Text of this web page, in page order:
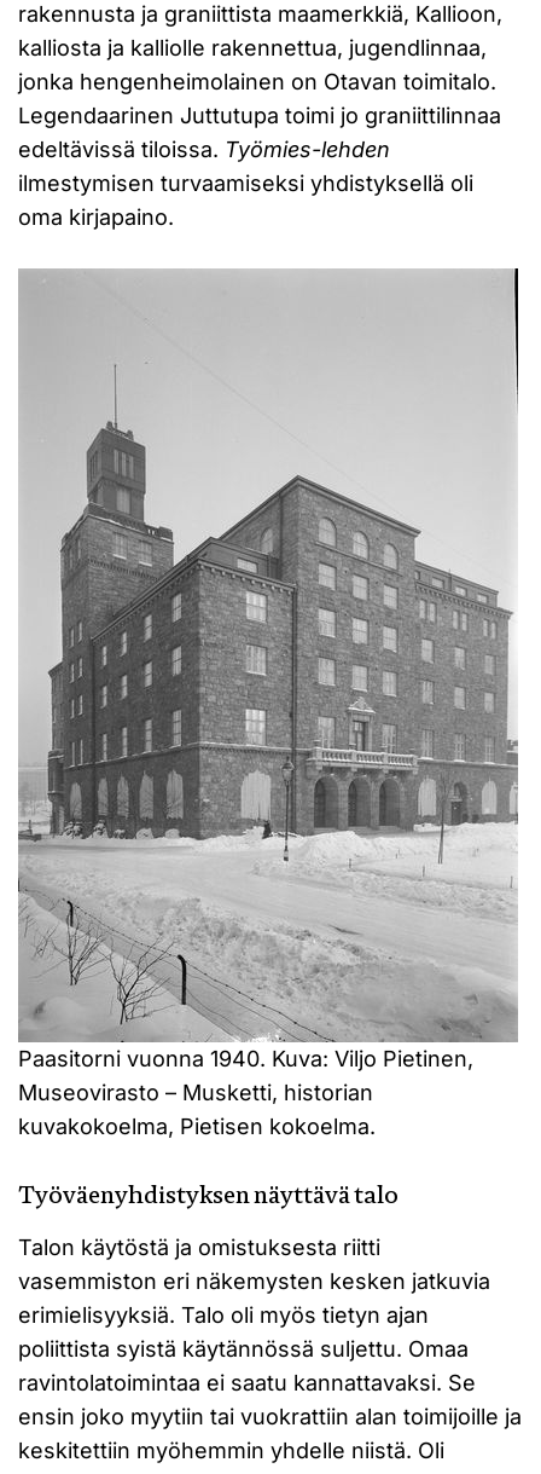
rakennusta ja graniittista maamerkkiä, Kallioon,
kalliosta ja kalliolle rakennettua, jugendlinnaa,
jonka hengenheimolainen on Otavan toimitalo.
Legendaarinen Juttutupa toimi jo graniittilinnaa
edeltävissä tiloissa. Työmies-lehden
ilmestymisen turvaamiseksi yhdistyksellä oli
oma kirjapaino.
Paasitorni vuonna 1940. Kuva: Viljo Pietinen,
Museovirasto – Musketti, historian
kuvakokoelma, Pietisen kokoelma.
Työväenyhdistyksen näyttävä talo
Talon käytöstä ja omistuksesta riitti
vasemmiston eri näkemysten kesken jatkuvia
erimielisyyksiä. Talo oli myös tietyn ajan
poliittista syistä käytännössä suljettu. Omaa
ravintolatoimintaa ei saatu kannattavaksi. Se
ensin joko myytiin tai vuokrattiin alan toimijoille ja
keskitettiin myöhemmin yhdelle niistä. Oli